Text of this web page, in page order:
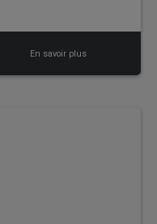
En savoir plus